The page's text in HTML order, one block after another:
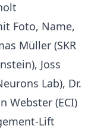
Foto, Name,
Müller (SKR
Joss
Lab), Dr.
Webster (ECI)
Lift